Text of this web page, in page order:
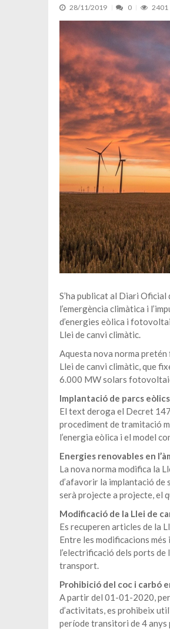
28/11/2019 0 2401
S’ha publicat al Diari
l’emergència climàtica i
d’energies eòlica i
Llei de canvi climàtic.
Aquesta nova norma
Llei de canvi climàtic, que
6.000 MW solars
Implantació de parcs
El text deroga el Decret
procediment de tramitació
l’energia eòlica i el model
Energies renovables en
La nova norma modifica la
d’afavorir la implantació de
serà projecte a projecte, el
Modificació de la Llei de
Es recuperen articles de la
Entre les modificacions
l’electrificació dels ports
transport.
Prohibició del coc i carbó
A partir del 01-01-2020,
d’activitats, es prohibeix
període transitori de 4 anys